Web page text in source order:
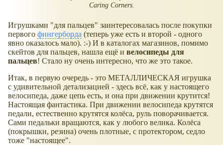
Caring Corners.
Игрушками "для пальцев" заинтересовалась после покупки
первого фингерборда (теперь уже есть и второй - одного
явно оказалось мало). :-) И в каталогах магазинов, помимо
скейтов для пальцев, нашла ещё и велосипеды для
пальцев! Стало ну очень интересно, что же это такое.
Итак, в первую очередь - это МЕТАЛЛИЧЕСКАЯ игрушка
с удивительной детализацией - здесь всё, как у настоящего
велосипеда, даже цепь есть, и она при движении крутится!
Настоящая фантастика. При движении велосипеда крутятся
педали, естественно крутятся колёса, руль поворачивается.
Сами педальки вращаются, как у любого велика. Колёса
(покрышки, резина) очень плотные, с протектором, седло
тоже "настоящее".